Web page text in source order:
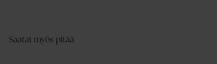
Saatat myös pitää